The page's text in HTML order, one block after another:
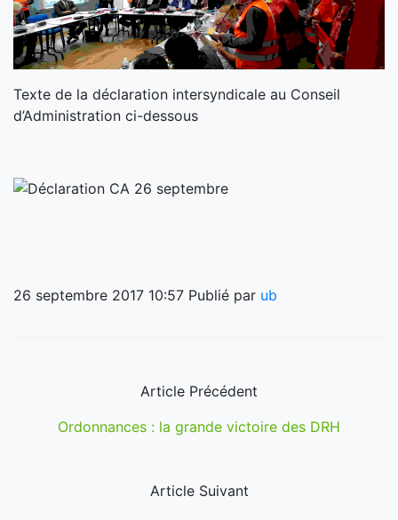
Texte de la déclaration intersyndicale au Conseil
d’Administration ci-dessous
26 septembre 2017 10:57 Publié par ub
Article Précédent
Ordonnances : la grande victoire des DRH
Article Suivant